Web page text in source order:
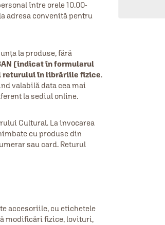
între orele 10.00-
adresa convenită pentru
la produse, fără
(indicat în formularul
returului în librăriile fizice.
valabilă data cea mai
la sediul online.
Cultural. La invocarea
cu produse din
sau card. Returul
accesoriile, cu etichetele
modificări fizice, lovituri,